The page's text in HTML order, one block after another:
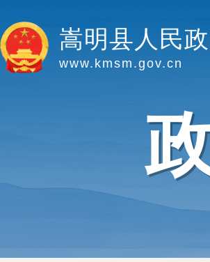
嵩明县人民
www.kmsm.gov.cn